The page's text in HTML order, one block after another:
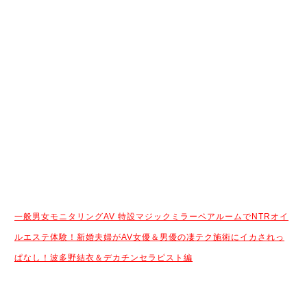
一般男女モニタリングAV 特設マジックミラーペアルームでNTRオイ
ルエステ体験！新婚夫婦がAV女優＆男優の凄テク施術にイカされっ
ぱなし！波多野結衣＆デカチンセラピスト編